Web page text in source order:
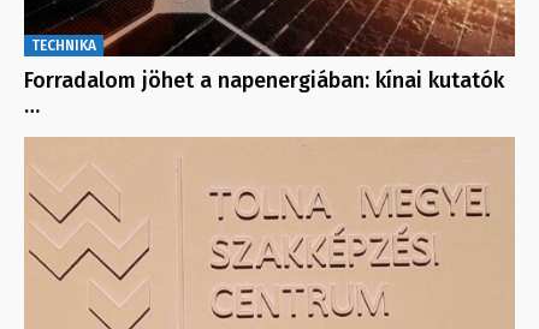
TECHNIKA
Forradalom jöhet a napenergiában: kínai kutatók
…